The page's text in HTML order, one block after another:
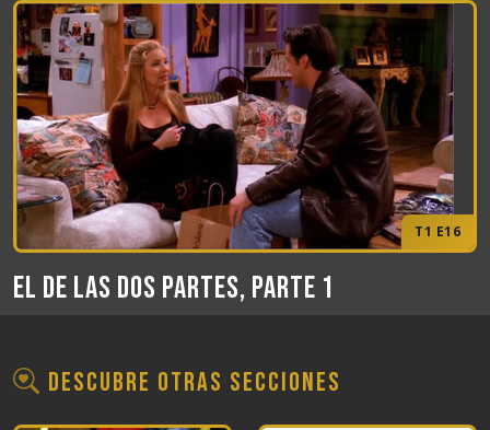
T1 E16
El de las dos partes, Parte 1
Descubre otras secciones